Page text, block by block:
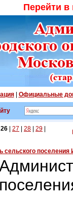
Перейти
| Официальные
26 27 28 29
сельского поселения